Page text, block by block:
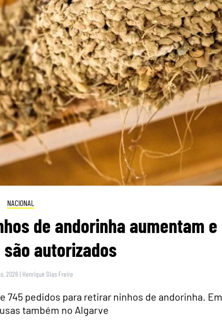
NACIONAL
de andorinha aumentam e
são autorizados
2026 | Henrique Dias Freire
745 pedidos para retirar ninhos de andorinha. Em
também no Algarve